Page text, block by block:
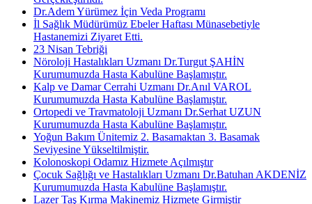
Dr.Adem Yürümez İçin Veda Programı
İl Sağlık Müdürümüz Ebeler Haftası Münasebetiyle
Hastanemizi Ziyaret Etti.
23 Nisan Tebriği
Nöroloji Hastalıkları Uzmanı Dr.Turgut ŞAHİN
Kurumumuzda Hasta Kabulüne Başlamıştır.
Kalp ve Damar Cerrahi Uzmanı Dr.Anıl VAROL
Kurumumuzda Hasta Kabulüne Başlamıştır.
Ortopedi ve Travmatoloji Uzmanı Dr.Serhat UZUN
Kurumumuzda Hasta Kabulüne Başlamıştır.
Yoğun Bakım Ünitemiz 2. Basamaktan 3. Basamak
Seviyesine Yükseltilmiştir.
Kolonoskopi Odamız Hizmete Açılmıştır
Çocuk Sağlığı ve Hastalıkları Uzmanı Dr.Batuhan AKDENİZ
Kurumumuzda Hasta Kabulüne Başlamıştır.
Lazer Taş Kırma Makinemiz Hizmete Girmiştir